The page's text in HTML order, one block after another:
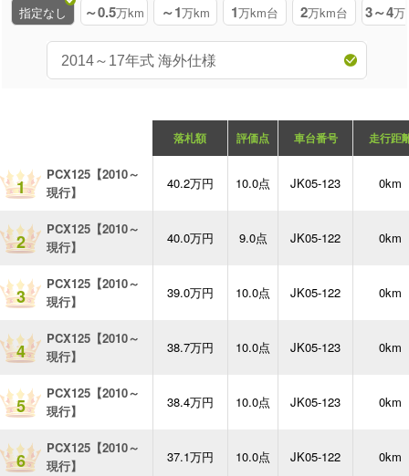
指定なし ～0.5万km ～1万km 1万km台 2万km台 3～4万
落札額 評価点 車台番号 走行距
1
PCX125【2010～
現行】
40.2万円 10.0点 JK05-123 0km
2
PCX125【2010～
現行】
40.0万円 9.0点 JK05-122 0km
3
PCX125【2010～
現行】
39.0万円 10.0点 JK05-122 0km
4
PCX125【2010～
現行】
38.7万円 10.0点 JK05-123 0km
5
PCX125【2010～
現行】
38.4万円 10.0点 JK05-123 0km
6
PCX125【2010～
現行】
37.1万円 10.0点 JK05-122 0km